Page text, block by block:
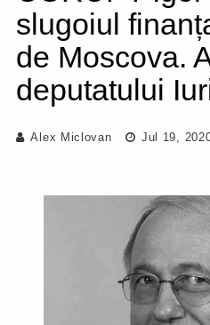
slugoiul
de Moscova.
deputatului
Alex Miclovan Jul 19,